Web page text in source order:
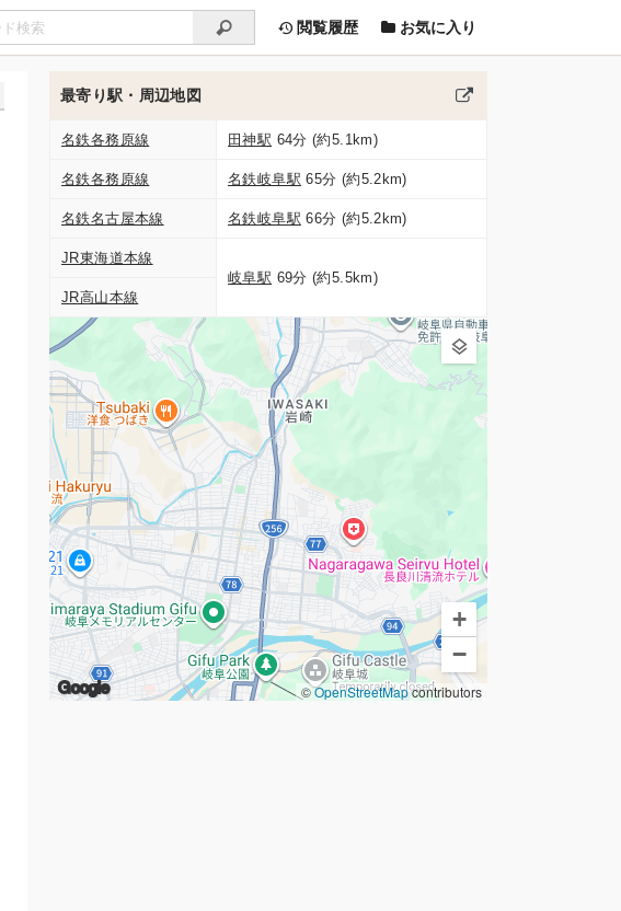
閲覧履歴 お気に入り
最寄り駅・周辺地図
名鉄各務原線 田神駅 64分 (約5.1km)
名鉄各務原線 名鉄岐阜駅 65分 (約5.2km)
名鉄名古屋本線 名鉄岐阜駅 66分 (約5.2km)
JR東海道本線
岐阜駅 69分 (約5.5km)
JR高山本線
Google
+
−
©OpenStreetMapcontributors